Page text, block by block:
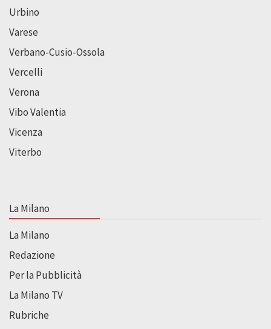
Urbino
Varese
Verbano-Cusio-Ossola
Vercelli
Verona
Vibo Valentia
Vicenza
Viterbo
La Milano
La Milano
Redazione
Per la Pubblicità
La Milano TV
Rubriche